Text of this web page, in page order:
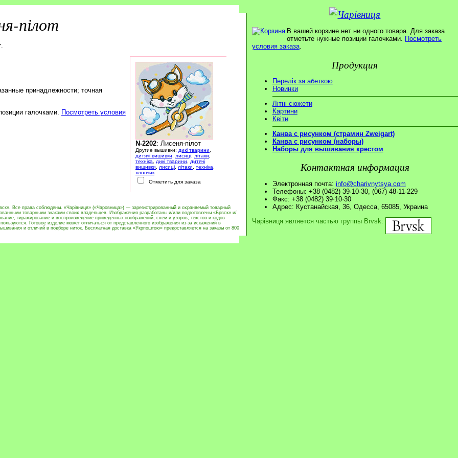
пілот
.
N-2202: Лисеня-пілот
Другие вышивки: дикі тварини
дитячі вишивки
лисиці літаки
техніка
дикі тварини
дитячі
вишивки
лисиці літаки техніка
хлопчик
Отметить для заказа
принадлежности; точная
галочками.
Посмотреть условия
Все права соблюдены. «Чарівниця» («Чаровница») — зарегистрированный и охраняемый товарный
товарными знаками своих владельцев. Изображения разработаны и/или подготовлены «Брвск» и/
тиражирование и воспроизведение приведённых изображений, схем и узоров, текстов и кодов
Готовое изделие может отличаться от представленного изображения из-за искажений в
и отличий в подборе ниток. Бесплатная доставка «Укрпоштою» предоставляется на заказы от 800
В вашей корзине нет ни одного товара. Для заказа
отметьте нужные позиции галочками. Посмотреть
условия заказа.
Продукция
Перелік за абеткою
Новинки
Літні сюжети
Картини
Квіти
Канва с рисунком (страмин Zweigart)
Канва с рисунком (наборы)
Наборы для вышивания крестом
Контактная информация
Электронная почта: info@charivnytsya.com
Телефоны: +38 (0482) 39·10·30, (067) 48·11·229
Факс: +38 (0482) 39·10·30
Адрес: Кустанайская, 36, Одесса, 65085, Украина
Чарівниця является частью группы Brvsk: